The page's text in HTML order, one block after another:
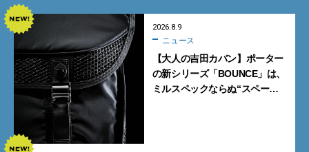
2026.8.9
ニュース
【大人の吉田カバン】ポーター
の新シリーズ「BOUNCE」は、
ミルスペックならぬ“スペース